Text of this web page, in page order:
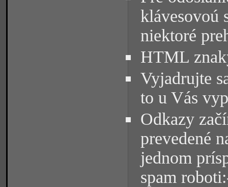
klávesovoú
niektoré
HTML
Vyjadrujte
to u Vás
Odkazy
prevedené
jednom
spam